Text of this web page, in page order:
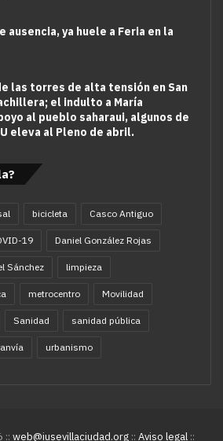
ausencia, ya huele a Feria en la
las torres de alta tensión en San
el indulto a María
al pueblo saharaui, algunos de
eleva al Pleno de abril.
bicicleta Casco Antiguo
19 Daniel González Rojas
Sánchez limpieza
metrocentro Movilidad
Sanidad sanidad pública
urbanismo
:: web@iusevillaciudad.org :: Aviso legal ::